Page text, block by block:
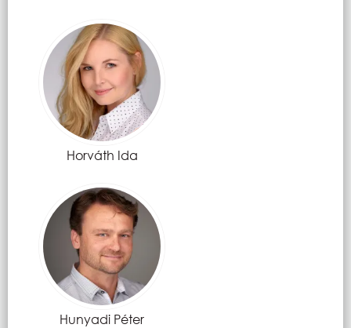
Horváth Ida
Hunyadi Péter